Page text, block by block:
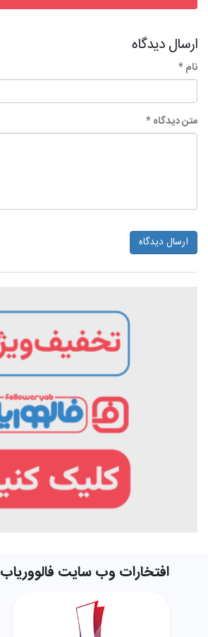
ارسال دیدگاه
نام *
متن دیدگاه *
ارسال دیدگاه
افتخارات وب سایت فالووریاب